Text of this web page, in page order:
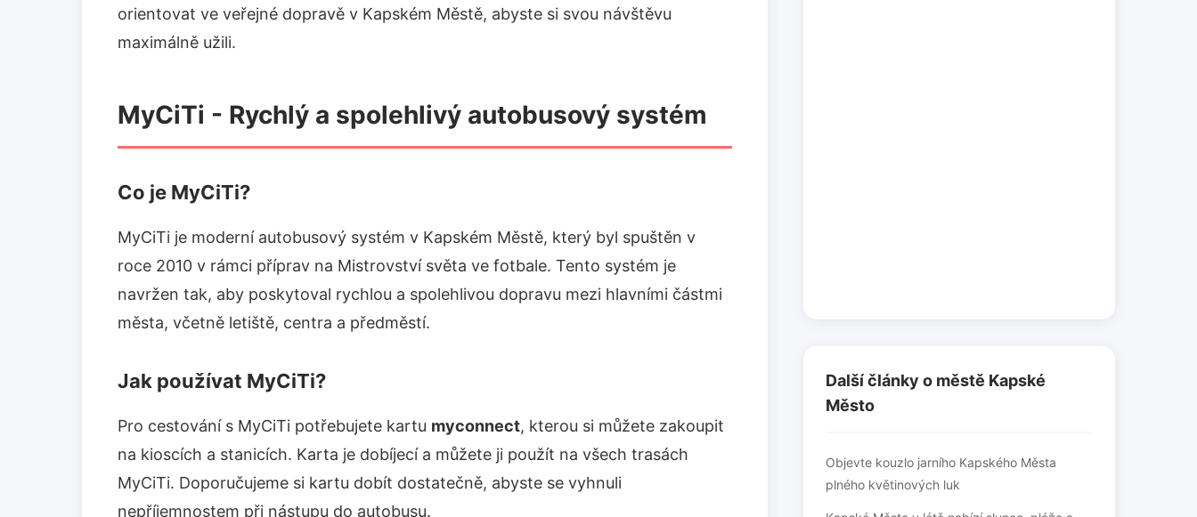
orientovat ve veřejné dopravě v Kapském Městě, abyste si svou návštěvu
maximálně užili.
MyCiTi - Rychlý a spolehlivý autobusový systém
Co je MyCiTi?
MyCiTi je moderní autobusový systém v Kapském Městě, který byl spuštěn v
roce 2010 v rámci příprav na Mistrovství světa ve fotbale. Tento systém je
navržen tak, aby poskytoval rychlou a spolehlivou dopravu mezi hlavními částmi
města, včetně letiště, centra a předměstí.
Jak používat MyCiTi?
Pro cestování s MyCiTi potřebujete kartu myconnect, kterou si můžete zakoupit
na kioscích a stanicích. Karta je dobíjecí a můžete ji použít na všech trasách
MyCiTi. Doporučujeme si kartu dobít dostatečně, abyste se vyhnuli
nepříjemnostem při nástupu do autobusu.
Další články o městě Kapské
Město
Objevte kouzlo jarního Kapského Města
plného květinových luk